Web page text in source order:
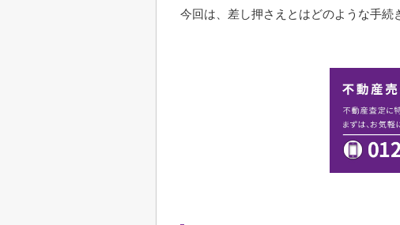
今回は、差し押さえとはどのような手続